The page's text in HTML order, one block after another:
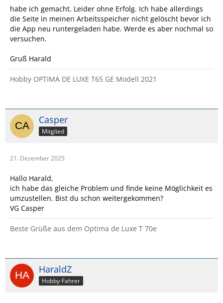
habe ich gemacht. Leider ohne Erfolg. Ich habe allerdings
die Seite in meinen Arbeitsspeicher nicht gelöscht bevor ich
die App neu runtergeladen habe. Werde es aber nochmal so
versuchen.
Gruß Harald
Hobby OPTIMA DE LUXE T65 GE Modell 2021
Casper
Mitglied
21. Dezember 2025
Hallo Harald,
ich habe das gleiche Problem und finde keine Möglichkeit es
umzustellen. Bist du schon weitergekommen?
VG Casper
Beste Grüße aus dem Optima de Luxe T 70e
HaraldZ
Hobby-Fahrer